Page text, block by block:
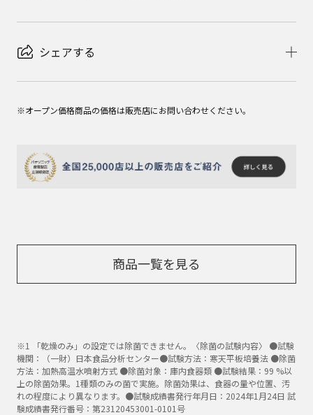
シェアする
※オープン価格商品の価格は販売店にお問い合わせください。
商品一覧を見る
※1 「乾燥のみ」の設定では除菌できません。〈除菌の試験内容〉 ●試験
機関：（一財）日本食品分析センター●試験方法：寒天平板培養法 ●除菌
方法：加熱高温水噴射方式 ●除菌対象：庫内食器類 ●試験結果：99 %以
上の除菌効果。1種類のみの菌で実施。除菌効果は、食器の量や位置、汚
れの程度により異なります。●試験成績書発行年月日：2024年1月24日 試
験成績書発行番号：第23120453001-0101号